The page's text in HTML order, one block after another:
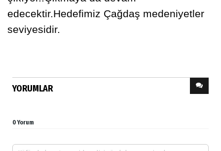
edecektir.Hedefimiz Çağdaş medeniyetler
seviyesidir.
YORUMLAR
0 Yorum